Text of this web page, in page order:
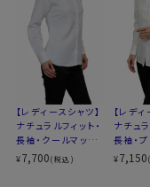
全6サイズにてご用意
▼スポット商品につ
下さい。
～写真着用モデルの
身長： 160cm/ 首
カフス
シングルボ
コンバーチブ
サイズR
S-7号・M-9
LL-13号・
全6サイズ
スタイルリラックスフ
生産国
日本
【レディースシャツ】
ナチュラルフィット・
長袖・クールマック
ス・スーパードライ・
形態安定・ワイドカ
¥7,700(税込)
【レディ
ナチュラ
長袖・
ットン・
タリア
¥7,150